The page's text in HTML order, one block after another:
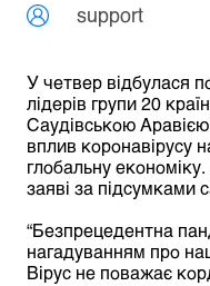
support
У четвер відбулася
лідерів групи 20
Саудівською
вплив коронавірусу
глобальну
заяві за підсумками
“Безпрецедентна
нагадуванням про
Вірус не поважає